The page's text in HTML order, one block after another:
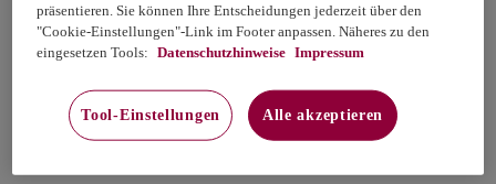
präsentieren. Sie können Ihre Entscheidungen jederzeit über den
"Cookie-Einstellungen"-Link im Footer anpassen. Näheres zu den
eingesetzen Tools: Datenschutzhinweise Impressum
Tool-Einstellungen Alle akzeptieren